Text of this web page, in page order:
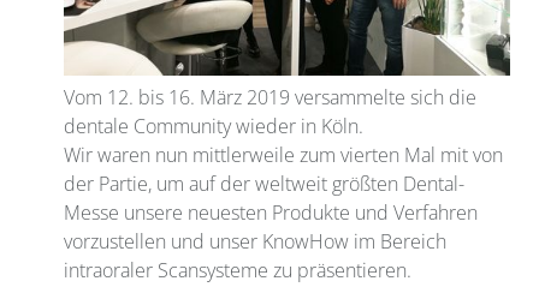
Vom 12. bis 16. März 2019 versammelte sich die
dentale Community wieder in Köln.
Wir waren nun mittlerweile zum vierten Mal mit von
der Partie, um auf der weltweit größten Dental-
Messe unsere neuesten Produkte und Verfahren
vorzustellen und unser KnowHow im Bereich
intraoraler Scansysteme zu präsentieren.